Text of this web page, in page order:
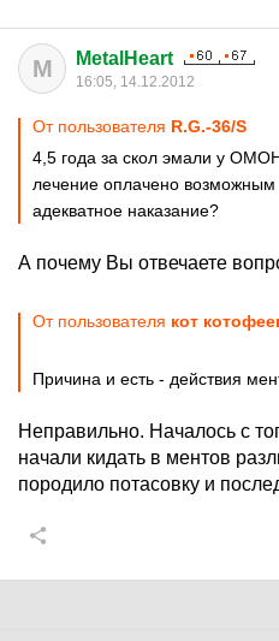
M MetalHeart
16:05, 14.12.2012
От пользователя R.G.-36/S
4,5 года за скол эмали у
лечение оплачено
адекватное наказание?
А почему Вы отвечаете
От пользователя кот
Причина и есть - действия
Неправильно. Началось с
начали кидать в ментов
породило потасовку и